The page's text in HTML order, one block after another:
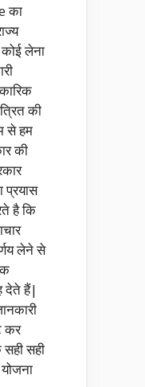
का
लेना
की
से हम
की
प्रयास
है कि
लेने से
देते हैं|
कर
सही